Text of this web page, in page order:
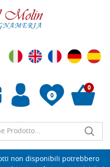
0
vuota
0
non disponibili potrebbero